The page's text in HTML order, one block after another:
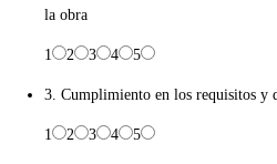
la obra
1 2 3 4 5
3. Cumplimiento en los requisitos y
1 2 3 4 5